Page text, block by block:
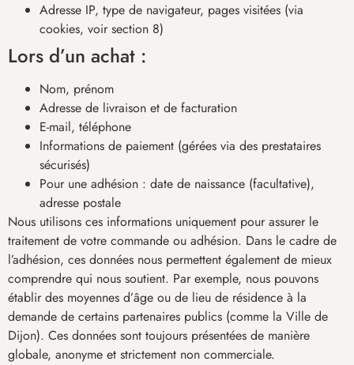
Adresse IP, type de navigateur, pages visitées (via
cookies, voir section 8)
Lors d’un achat :
Nom, prénom
Adresse de livraison et de facturation
E-mail, téléphone
Informations de paiement (gérées via des prestataires
sécurisés)
Pour une adhésion : date de naissance (facultative),
adresse postale
Nous utilisons ces informations uniquement pour assurer le
traitement de votre commande ou adhésion. Dans le cadre de
l’adhésion, ces données nous permettent également de mieux
comprendre qui nous soutient. Par exemple, nous pouvons
établir des moyennes d’âge ou de lieu de résidence à la
demande de certains partenaires publics (comme la Ville de
Dijon). Ces données sont toujours présentées de manière
globale, anonyme et strictement non commerciale.